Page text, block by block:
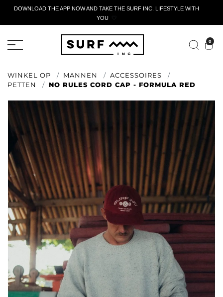
DOWNLOAD THE APP NOW AND TAKE THE SURF INC. LIFESTYLE WITH
YOU🤍
0
WINKEL OP MANNEN
ACCESSOIRES
PETTEN
NO RULES CORD CAP - FORMULA RED
ACTIEF AANGIFTEFORMULIER